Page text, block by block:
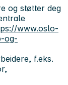
og støtter deg
www.oslo-
og-
f.eks.